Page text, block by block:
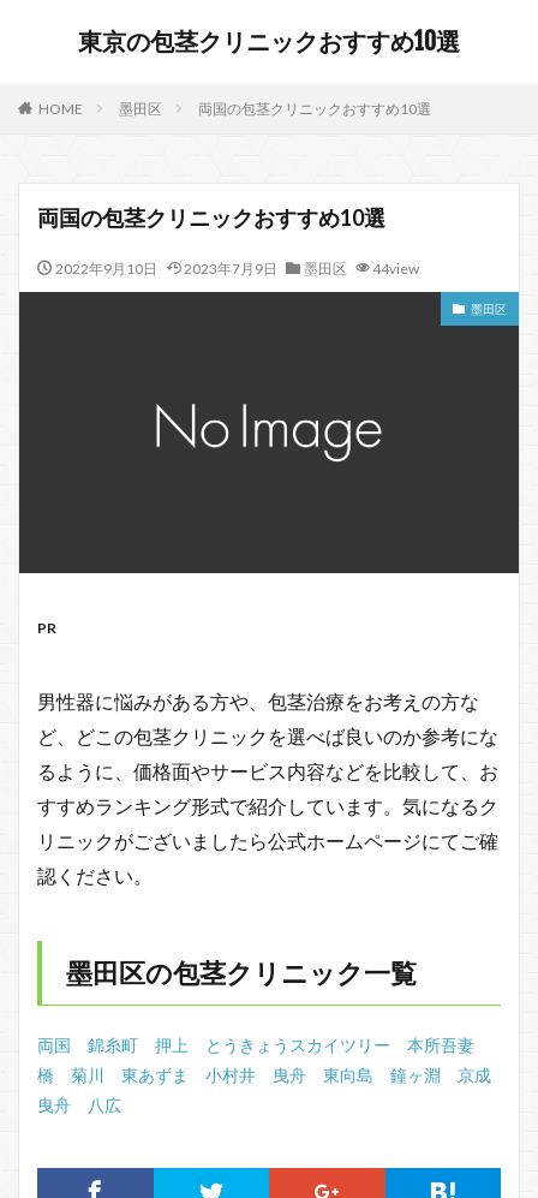
東京の包茎クリニックおすすめ10選
HOME 墨田区 両国の包茎クリニックおすすめ10選
両国の包茎クリニックおすすめ10選
2022年9月10日 2023年7月9日 墨田区 44view
墨田区
PR
男性器に悩みがある方や、包茎治療をお考えの方な
ど、どこの包茎クリニックを選べば良いのか参考にな
るように、価格面やサービス内容などを比較して、お
すすめランキング形式で紹介しています。気になるク
リニックがございましたら公式ホームページにてご確
認ください。
墨田区の包茎クリニック一覧
両国 錦糸町 押上 とうきょうスカイツリー
本所吾妻
橋
菊川 東あずま 小村井 曳舟 東向島 鐘ヶ淵
京成
曳舟
八広